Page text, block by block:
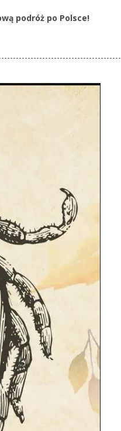
podróż po Polsce!